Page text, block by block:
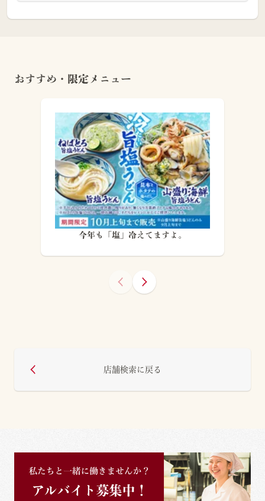
おすすめ・限定メニュー
今年も「塩」冷えてますよ。
店舗検索に戻る